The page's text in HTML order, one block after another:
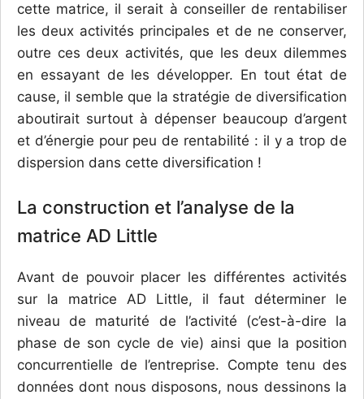
cette matrice, il serait à conseiller de rentabiliser
les deux activités principales et de ne conserver,
outre ces deux activités, que les deux dilemmes
en essayant de les développer. En tout état de
cause, il semble que la stratégie de diversification
aboutirait surtout à dépenser beaucoup d’argent
et d’énergie pour peu de rentabilité : il y a trop de
dispersion dans cette diversification !
La construction et l’analyse de la
matrice AD Little
Avant de pouvoir placer les différentes activités
sur la matrice AD Little, il faut déterminer le
niveau de maturité de l’activité (c’est-à-dire la
phase de son cycle de vie) ainsi que la position
concurrentielle de l’entreprise. Compte tenu des
données dont nous disposons, nous dessinons la